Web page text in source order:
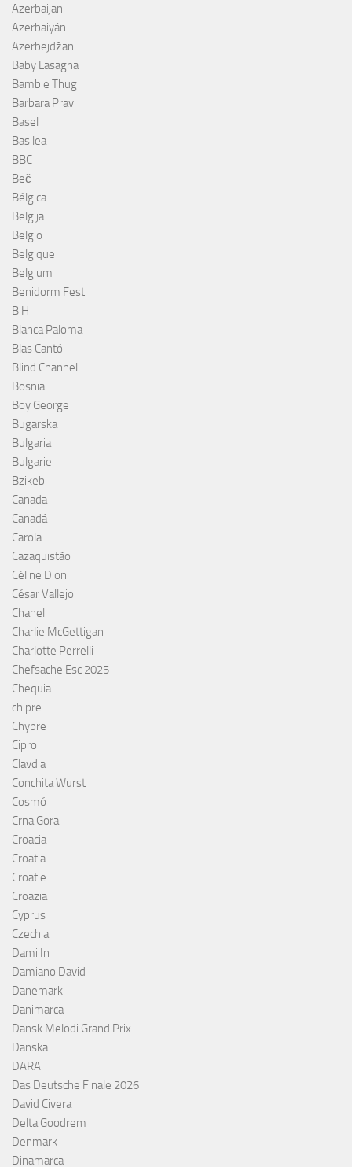
Azerbaijan
Azerbaiyán
Azerbejdžan
Baby Lasagna
Bambie Thug
Barbara Pravi
Basel
Basilea
BBC
Beč
Bélgica
Belgija
Belgio
Belgique
Belgium
Benidorm Fest
BiH
Blanca Paloma
Blas Cantó
Blind Channel
Bosnia
Boy George
Bugarska
Bulgaria
Bulgarie
Bzikebi
Canada
Canadá
Carola
Cazaquistão
Céline Dion
César Vallejo
Chanel
Charlie McGettigan
Charlotte Perrelli
Chefsache Esc 2025
Chequia
chipre
Chypre
Cipro
Clavdia
Conchita Wurst
Cosmó
Crna Gora
Croacia
Croatia
Croatie
Croazia
Cyprus
Czechia
Dami In
Damiano David
Danemark
Danimarca
Dansk Melodi Grand Prix
Danska
DARA
Das Deutsche Finale 2026
David Civera
Delta Goodrem
Denmark
Dinamarca